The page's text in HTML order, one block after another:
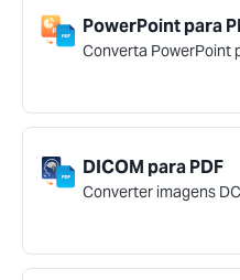
PowerPoint para
Converta PowerPoint
DICOM para PDF
Converter imagens